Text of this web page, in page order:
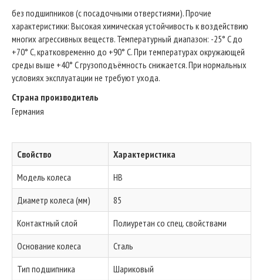
без подшипников (с посадочными отверстиями). Прочие
характеристики: Высокая химическая устойчивость к воздействию
многих агрессивных веществ. Температурный диапазон: -25° C до
+70° C, кратковременно до +90° C. При температурах окружающей
среды выше +40° C грузоподъёмность снижается. При нормальных
условиях эксплуатации не требуют ухода.
Страна производитель
Германия
Свойство
Характеристика
Модель колеса
HB
Диаметр колеса (мм)
85
Контактный слой
Полиуретан со спец. свойствами
Основание колеса
Сталь
Тип подшипника
Шариковый